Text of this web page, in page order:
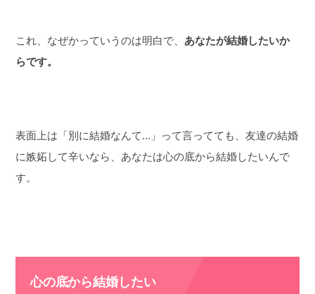
これ、なぜかっていうのは明白で、 あなたが結婚したいか
らです。
表面上は「別に結婚なんて…」って言ってても、友達の結婚
に嫉妬して辛いなら、あなたは心の底から結婚したいんで
す。
心の底から結婚したい